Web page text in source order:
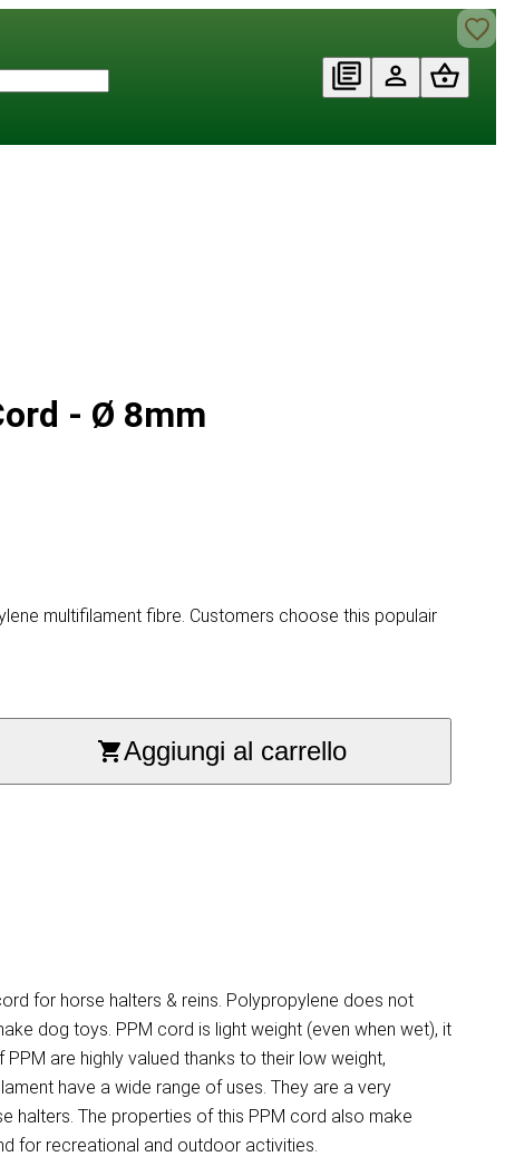
- Ø 8mm
multifilament fibre. Customers choose this populair
Aggiungi al carrello
for horse halters & reins. Polypropylene does not
dog toys. PPM cord is light weight (even when wet), it
are highly valued thanks to their low weight,
have a wide range of uses. They are a very
halters. The properties of this PPM cord also make
for recreational and outdoor activities.